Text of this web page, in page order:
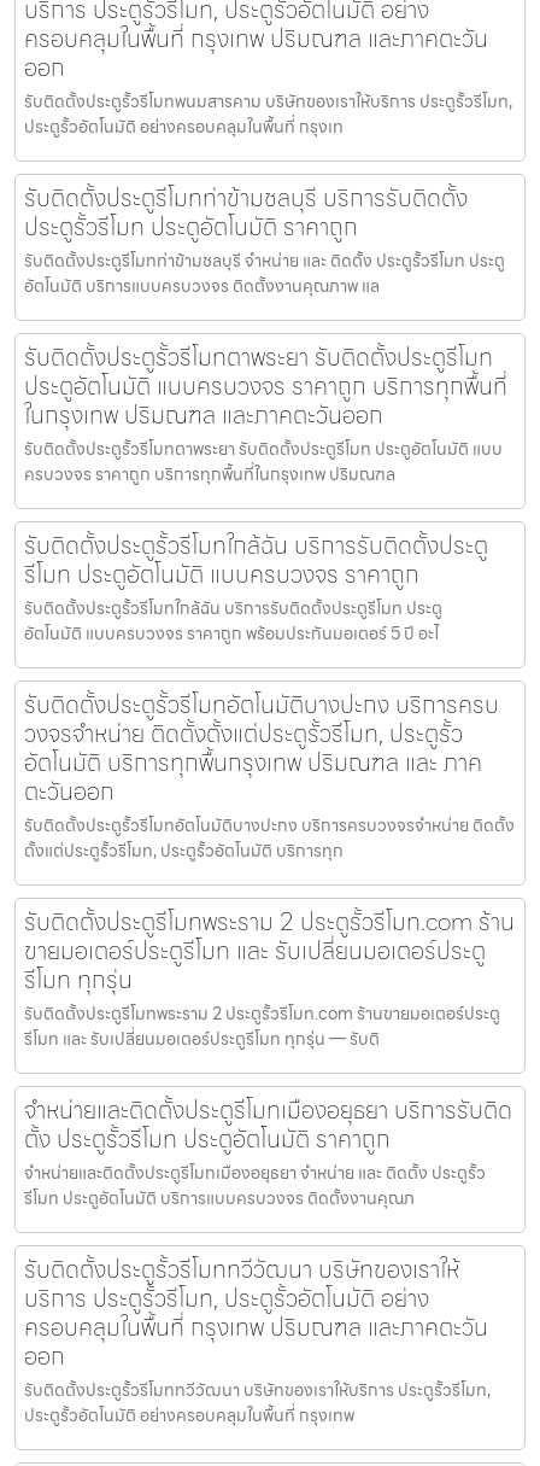
บริการ ประตูรั้วรีโมท, ประตูรั้วอัตโนมัติ อย่าง
ครอบคลุมในพื้นที่ กรุงเทพ ปริมณฑล และภาคตะวัน
ออก
รับติดตั้งประตูรั้วรีโมทพนมสารคาม บริษัทของเราให้บริการ ประตูรั้วรีโมท,
ประตูรั้วอัตโนมัติ อย่างครอบคลุมในพื้นที่ กรุงเท
รับติดตั้งประตูรีโมทท่าข้ามชลบุรี บริการรับติดตั้ง
ประตูรั้วรีโมท ประตูอัตโนมัติ ราคาถูก
รับติดตั้งประตูรีโมทท่าข้ามชลบุรี จำหน่าย และ ติดตั้ง ประตูรั้วรีโมท ประตู
อัตโนมัติ บริการแบบครบวงจร ติดตั้งงานคุณภาพ แล
รับติดตั้งประตูรั้วรีโมทตาพระยา รับติดตั้งประตูรีโมท
ประตูอัตโนมัติ แบบครบวงจร ราคาถูก บริการทุกพื้นที่
ในกรุงเทพ ปริมณฑล และภาคตะวันออก
รับติดตั้งประตูรั้วรีโมทตาพระยา รับติดตั้งประตูรีโมท ประตูอัตโนมัติ แบบ
ครบวงจร ราคาถูก บริการทุกพื้นที่ในกรุงเทพ ปริมณฑล
รับติดตั้งประตูรั้วรีโมทใกล้ฉัน บริการรับติดตั้งประตู
รีโมท ประตูอัตโนมัติ แบบครบวงจร ราคาถูก
รับติดตั้งประตูรั้วรีโมทใกล้ฉัน บริการรับติดตั้งประตูรีโมท ประตู
อัตโนมัติ แบบครบวงจร ราคาถูก พร้อมประกันมอเตอร์ 5 ปี อะไ
รับติดตั้งประตูรั้วรีโมทอัตโนมัติบางปะกง บริการครบ
วงจรจำหน่าย ติดตั้งตั้งแต่ประตูรั้วรีโมท, ประตูรั้ว
อัตโนมัติ บริการทุกพื้นกรุงเทพ ปริมณฑล และ ภาค
ตะวันออก
รับติดตั้งประตูรั้วรีโมทอัตโนมัติบางปะกง บริการครบวงจรจำหน่าย ติดตั้ง
ตั้งแต่ประตูรั้วรีโมท, ประตูรั้วอัตโนมัติ บริการทุก
รับติดตั้งประตูรีโมทพระราม 2 ประตูรั้วรีโมท.com ร้าน
ขายมอเตอร์ประตูรีโมท และ รับเปลี่ยนมอเตอร์ประตู
รีโมท ทุกรุ่น
รับติดตั้งประตูรีโมทพระราม 2 ประตูรั้วรีโมท.com ร้านขายมอเตอร์ประตู
รีโมท และ รับเปลี่ยนมอเตอร์ประตูรีโมท ทุกรุ่น — รับติ
จำหน่ายและติดตั้งประตูรีโมทเมืองอยุธยา บริการรับติด
ตั้ง ประตูรั้วรีโมท ประตูอัตโนมัติ ราคาถูก
จำหน่ายและติดตั้งประตูรีโมทเมืองอยุธยา จำหน่าย และ ติดตั้ง ประตูรั้ว
รีโมท ประตูอัตโนมัติ บริการแบบครบวงจร ติดตั้งงานคุณภ
รับติดตั้งประตูรั้วรีโมททวีวัฒนา บริษัทของเราให้
บริการ ประตูรั้วรีโมท, ประตูรั้วอัตโนมัติ อย่าง
ครอบคลุมในพื้นที่ กรุงเทพ ปริมณฑล และภาคตะวัน
ออก
รับติดตั้งประตูรั้วรีโมททวีวัฒนา บริษัทของเราให้บริการ ประตูรั้วรีโมท,
ประตูรั้วอัตโนมัติ อย่างครอบคลุมในพื้นที่ กรุงเทพ